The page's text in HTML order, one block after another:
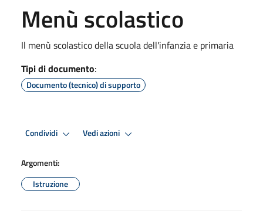
Menù scolastico
Il menù scolastico della scuola dell'infanzia e primaria
Tipi di documento:
Documento (tecnico) di supporto
Condividi Vedi azioni
Argomenti:
Istruzione